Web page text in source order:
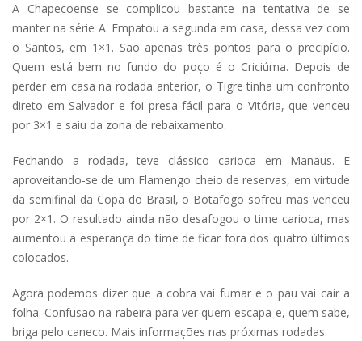
A Chapecoense se complicou bastante na tentativa de se
manter na série A. Empatou a segunda em casa, dessa vez com
o Santos, em 1×1. São apenas três pontos para o precipício.
Quem está bem no fundo do poço é o Criciúma. Depois de
perder em casa na rodada anterior, o Tigre tinha um confronto
direto em Salvador e foi presa fácil para o Vitória, que venceu
por 3×1 e saiu da zona de rebaixamento.
Fechando a rodada, teve clássico carioca em Manaus. E
aproveitando-se de um Flamengo cheio de reservas, em virtude
da semifinal da Copa do Brasil, o Botafogo sofreu mas venceu
por 2×1. O resultado ainda não desafogou o time carioca, mas
aumentou a esperança do time de ficar fora dos quatro últimos
colocados.
Agora podemos dizer que a cobra vai fumar e o pau vai cair a
folha. Confusão na rabeira para ver quem escapa e, quem sabe,
briga pelo caneco. Mais informações nas próximas rodadas.